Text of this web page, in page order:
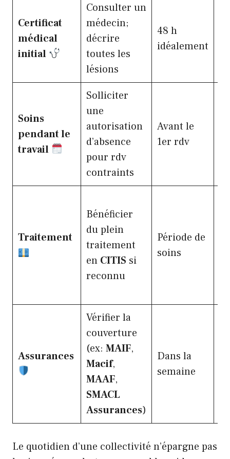
Certificat
médical
initial
Consulter un
médecin;
décrire
toutes les
lésions
48 h
idéalement
Soins
pendant le
travail
Solliciter
une
autorisation
d’absence
pour rdv
contraints
Avant le
1er rdv
Traitement
Bénéficier
du plein
traitement
en CITIS si
reconnu
Période de
soins
Assurances
Vérifier la
couverture
(ex: MAIF,
Macif,
MAAF,
SMACL
Assurances)
Dans la
semaine
Le quotidien d’une collectivité n’épargne pas